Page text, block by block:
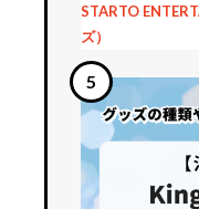
STARTO
ズ）